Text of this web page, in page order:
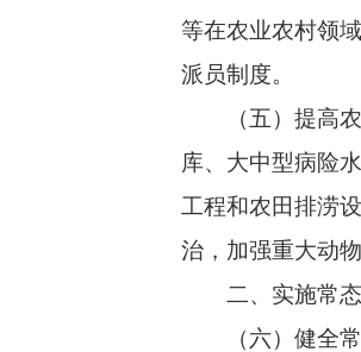
等在农业农村领
派员制度。
（五）提高农
库、大中型病险
工程和农田排涝
治，加强重大动
二、实施常态
（六）健全常